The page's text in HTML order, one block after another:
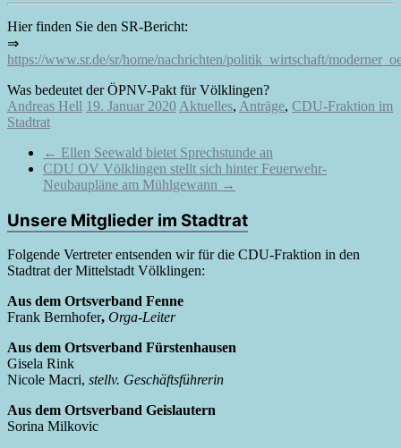
Hier finden Sie den SR-Bericht:
⇒
https://www.sr.de/sr/home/nachrichten/politik_wirtschaft/
Was bedeutet der ÖPNV-Pakt für Völklingen?
Andreas Hell 19. Januar 2020 Aktuelles, Anträge, CDU-Fraktion im
Stadtrat
← Ellen Seewald bietet Sprechstunde an
CDU OV Völklingen stellt sich hinter Feuerwehr-
Neubaupläne am Mühlgewann →
Unsere Mitglieder im Stadtrat
Folgende Vertreter entsenden wir für die CDU-Fraktion in den
Stadtrat der Mittelstadt Völklingen:
Aus dem Ortsverband Fenne
Frank Bernhofer, Orga-Leiter
Aus dem Ortsverband Fürstenhausen
Gisela Rink
Nicole Macri, stellv. Geschäftsführerin
Aus dem Ortsverband Geislautern
Sorina Milkovic